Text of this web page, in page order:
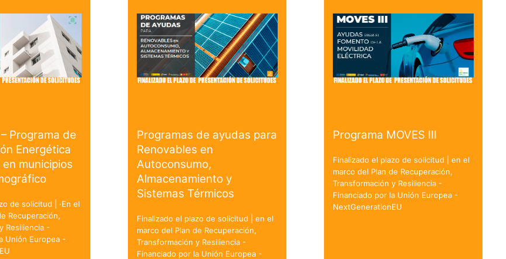
Programa de
Energética
municipios
de solicitud | ·En el
Recuperación,
Resiliencia -
Unión Europea -
Programas de ayudas para
Renovables en
Autoconsumo,
Almacenamiento y
Sistemas Térmicos
Finalizado el plazo de solicitud | en el
marco del Plan de Recuperación,
Transformación y Resiliencia -
Financiado por la Unión Europea -
Programa MOVES III
Finalizado el plazo de solicitud | en el
marco del Plan de Recuperación,
Transformación y Resiliencia -
Financiado por la Unión Europea -
NextGenerationEU